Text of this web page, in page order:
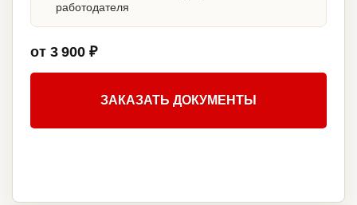
работодателя
от 3 900 ₽
ЗАКАЗАТЬ ДОКУМЕНТЫ